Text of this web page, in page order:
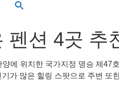
펜션 4곳 추
에 위치한 국가지정 명승 제47
가 많은 힐링 스팟으로 주변 또